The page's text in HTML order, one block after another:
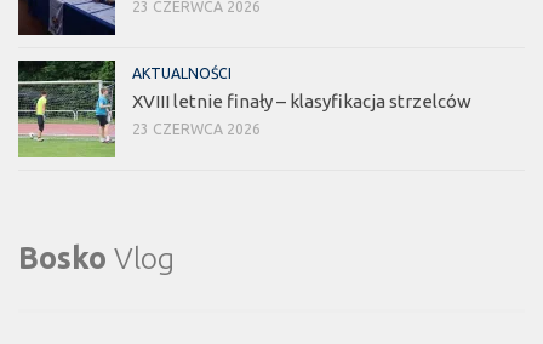
23 CZERWCA 2026
AKTUALNOŚCI
XVIII letnie finały – klasyfikacja strzelców
23 CZERWCA 2026
Bosko Vlog